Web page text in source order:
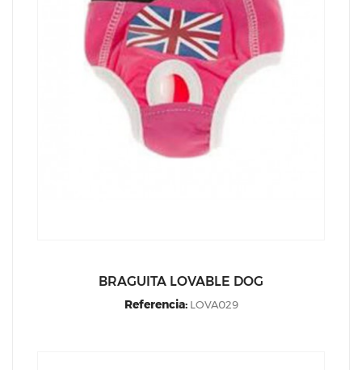
BRAGUITA LOVABLE DOG
Referencia: LOVA029